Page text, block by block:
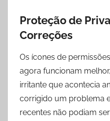
Proteção de
Correções
Os ícones de
agora funcionam
irritante que acontecia
corrigido um problema
recentes não podiam